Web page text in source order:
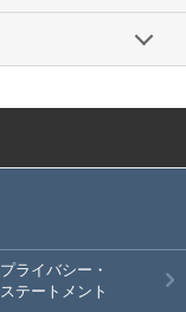
プライバシー・
ステートメント